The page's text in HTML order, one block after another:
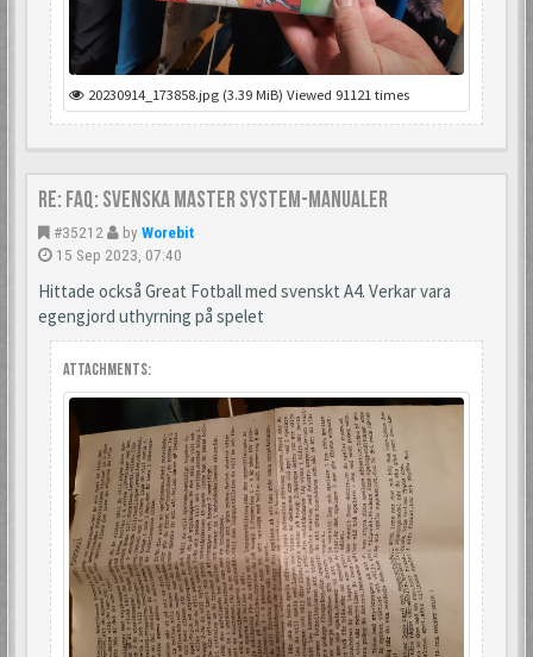
20230914_173858.jpg (3.39 MiB) Viewed 91121 times
Re: FAQ: Svenska Master System-manualer
#35212 by Worebit
15 Sep 2023, 07:40
Hittade också Great Fotball med svenskt A4. Verkar vara
egengjord uthyrning på spelet
Attachments: